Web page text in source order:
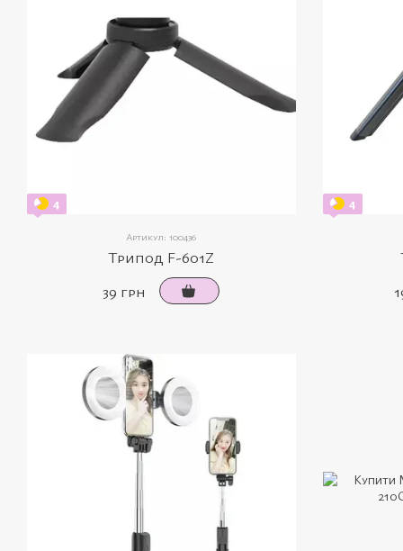
4
Артикул: 100436
Трипод F-601Z
39 грн
4